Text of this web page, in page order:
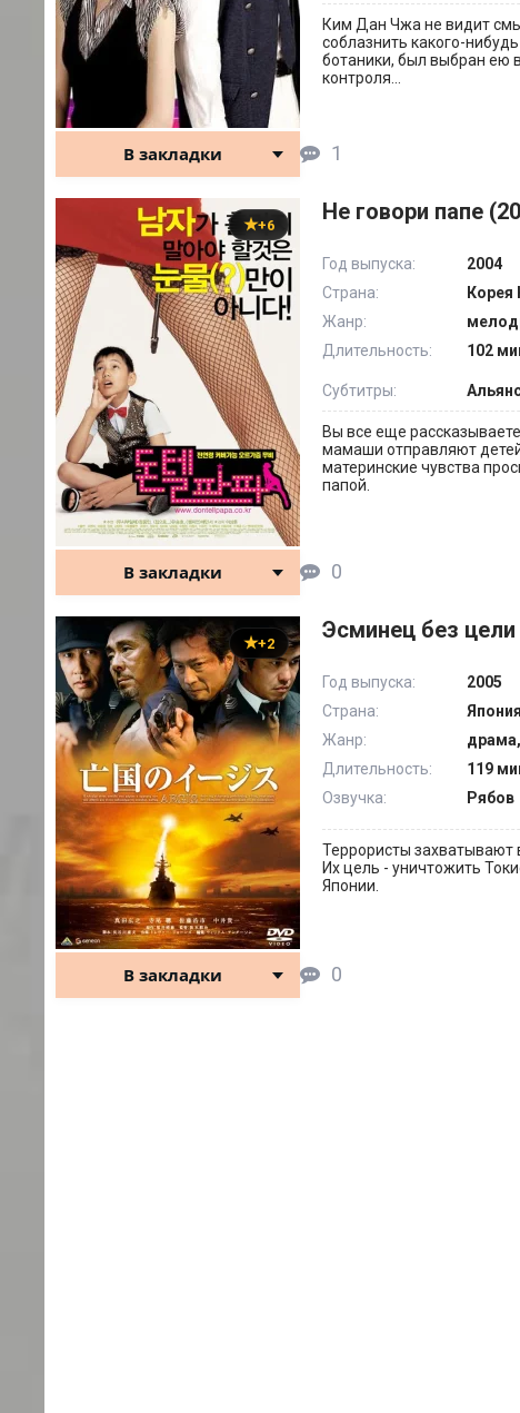
Ким Дан Чжа не видит
соблазнить какого-
ботаники, был выбран ею
контроля...
В закладки 1
+6 Не говори папе
Год выпуска:
2004
Страна:
Жанр:
Длительность:
102
Субтитры:
Вы все еще
мамаши отправляют
материнские чувства
папой.
В закладки 0
+2 Эсминец без цели
Год выпуска:
2005
Страна:
Япония
Жанр:
Длительность:
119
Озвучка:
Рябов
Террористы захватывают
Их цель - уничтожить
Японии.
В закладки 0